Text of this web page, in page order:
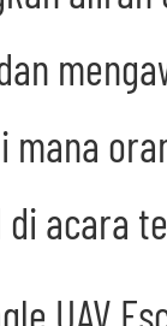
mana
acara